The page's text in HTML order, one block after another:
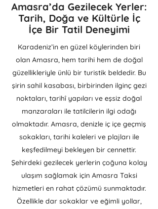
Amasra’da Gezilecek Yerler:
Tarih, Doğa ve Kültürle İç
İçe Bir Tatil Deneyimi
Karadeniz’in en güzel köylerinden biri
olan Amasra, hem tarihi hem de doğal
güzellikleriyle ünlü bir turistik beldedir. Bu
şirin sahil kasabası, birbirinden ilginç gezi
noktaları, tarihî yapıları ve eşsiz doğal
manzaraları ile tatilcilerin ilgi odağı
olmaktadır. Amasra, denizle iç içe geçmiş
sokakları, tarihi kaleleri ve plajları ile
keşfedilmeyi bekleyen bir cennettir.
Şehirdeki gezilecek yerlerin çoğuna kolay
ulaşım sağlamak için Amasra Taksi
hizmetleri en rahat çözümü sunmaktadır.
Özellikle dar sokaklar ve eğimli yollar,